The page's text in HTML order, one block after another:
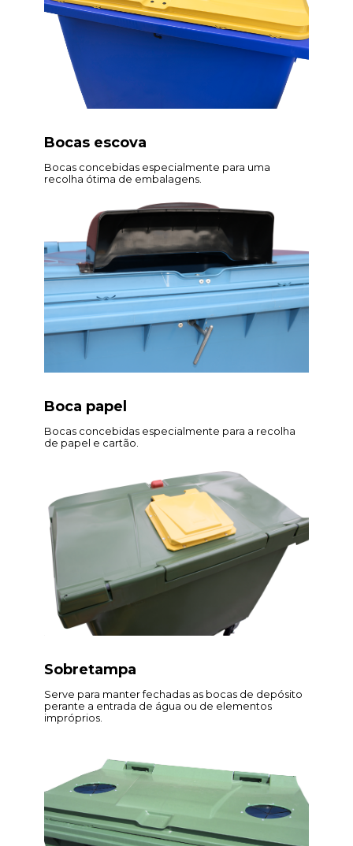
Bocas escova
Bocas concebidas especialmente para uma
recolha ótima de embalagens.
Boca papel
Bocas concebidas especialmente para a recolha
de papel e cartão.
Sobretampa
Serve para manter fechadas as bocas de depósito
perante a entrada de água ou de elementos
impróprios.